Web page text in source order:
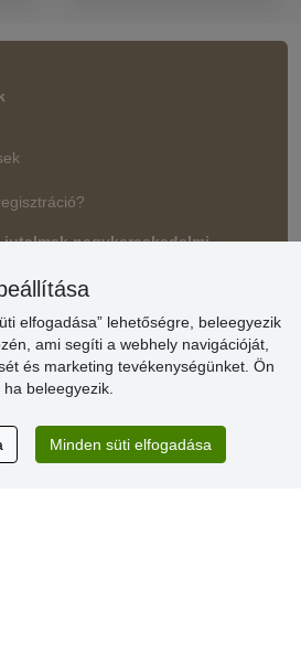
jutalmak nagykereskedelmi
elfogadása” lehetőségre, beleegyezik
ami segíti a webhely navigációját,
és marketing tevékenységünket. Ön
ha beleegyezik.
Minden süti elfogadása